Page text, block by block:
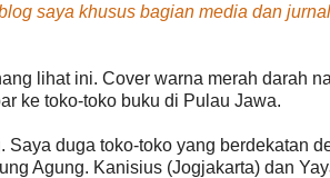
saya khusus bagian media dan
lihat ini. Cover warna merah darah
ke toko-toko buku di Pulau Jawa.
duga toko-toko yang berdekatan
Agung. Kanisius (Jogjakarta) dan